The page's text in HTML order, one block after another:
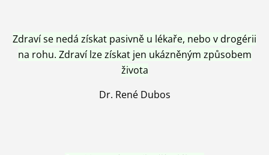
Zdraví se nedá získat pasivně u lékaře, nebo v drogérii
na rohu. Zdraví lze získat jen ukázněným způsobem
života
Dr. René Dubos